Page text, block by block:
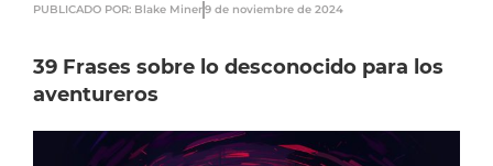
PUBLICADO POR: Blake Miner9 de noviembre de 2024
39 Frases sobre lo desconocido para los
aventureros